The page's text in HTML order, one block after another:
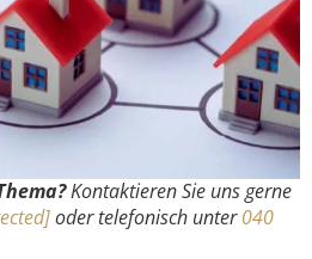
Kontaktieren Sie uns gerne
oder telefonisch unter040